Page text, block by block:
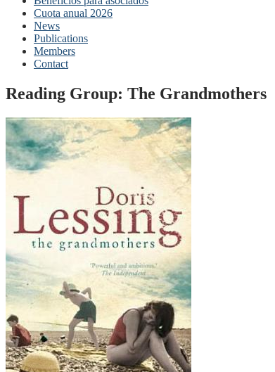
Cuota anual 2026
News
Publications
Members
Contact
Reading Group: The Grandmothers